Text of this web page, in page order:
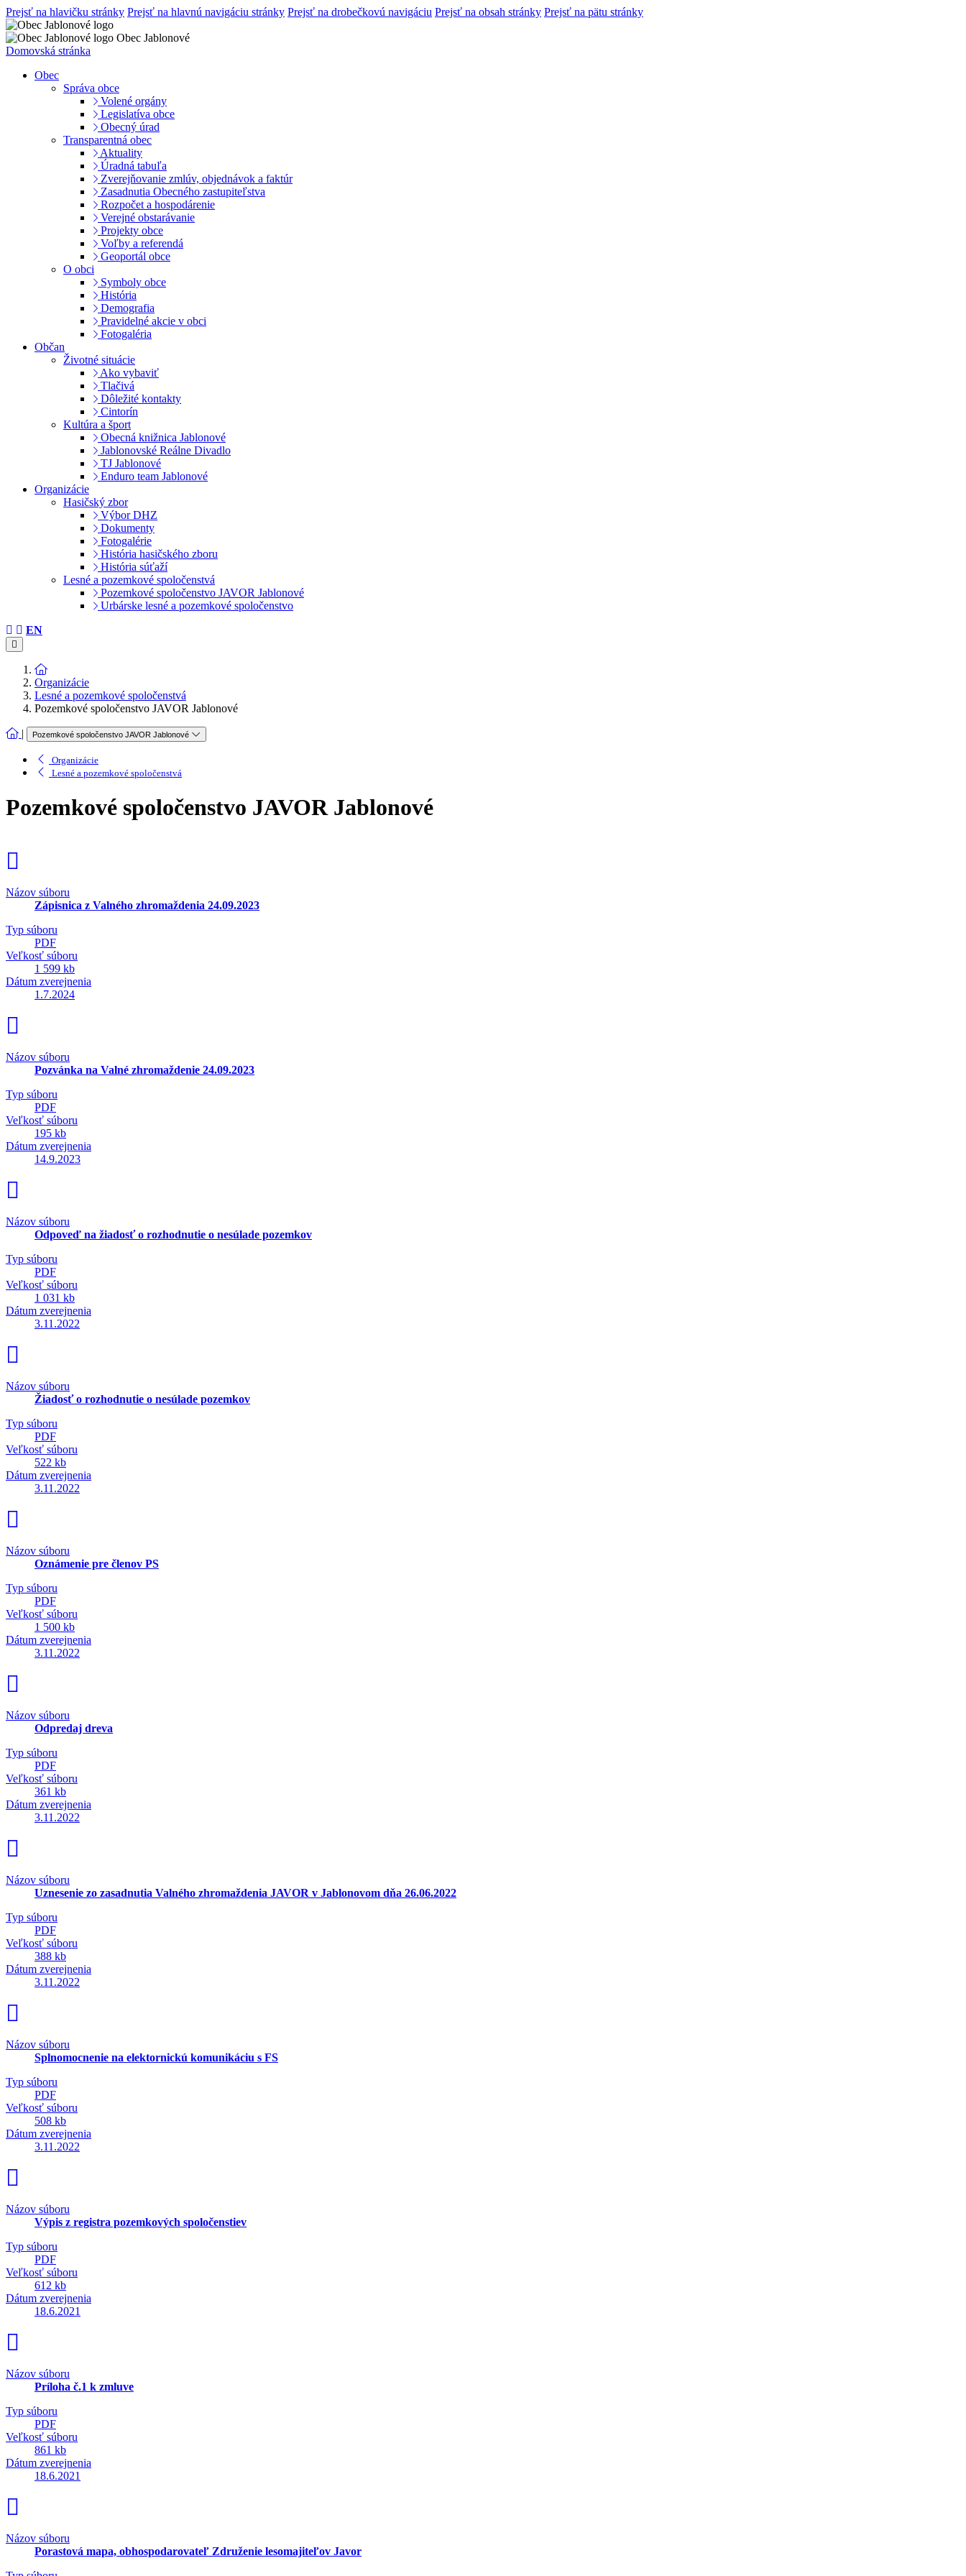
Prejsť na hlavičku stránky Prejsť na hlavnú navigáciu stránky Prejsť na drobečkovú navigáciu Prejsť na obsah stránky Prejsť na pätu stránky
Obec Jablonové
Domovská stránka
Obec
Správa obce
Volené orgány
Legislatíva obce
Obecný úrad
Transparentná obec
Aktuality
Úradná tabuľa
Zverejňovanie zmlúv, objednávok a faktúr
Zasadnutia Obecného zastupiteľstva
Rozpočet a hospodárenie
Verejné obstarávanie
Projekty obce
Voľby a referendá
Geoportál obce
O obci
Symboly obce
História
Demografia
Pravidelné akcie v obci
Fotogaléria
Občan
Životné situácie
Ako vybaviť
Tlačivá
Dôležité kontakty
Cintorín
Kultúra a šport
Obecná knižnica Jablonové
Jablonovské Reálne Divadlo
TJ Jablonové
Enduro team Jablonové
Organizácie
Hasičský zbor
Výbor DHZ
Dokumenty
Fotogalérie
História hasičského zboru
História súťaží
Lesné a pozemkové spoločenstvá
Pozemkové spoločenstvo JAVOR Jablonové
Urbárske lesné a pozemkové spoločenstvo
EN
Organizácie
Lesné a pozemkové spoločenstvá
Pozemkové spoločenstvo JAVOR Jablonové
| Pozemkové spoločenstvo JAVOR Jablonové
Organizácie
Lesné a pozemkové spoločenstvá
Pozemkové spoločenstvo JAVOR Jablonové
Názov súboru
Zápisnica z Valného zhromaždenia 24.09.2023
Typ súboru
PDF
Veľkosť súboru
1 599 kb
Dátum zverejnenia
1.7.2024
Názov súboru
Pozvánka na Valné zhromaždenie 24.09.2023
Typ súboru
PDF
Veľkosť súboru
195 kb
Dátum zverejnenia
14.9.2023
Názov súboru
Odpoveď na žiadosť o rozhodnutie o nesúlade pozemkov
Typ súboru
PDF
Veľkosť súboru
1 031 kb
Dátum zverejnenia
3.11.2022
Názov súboru
Žiadosť o rozhodnutie o nesúlade pozemkov
Typ súboru
PDF
Veľkosť súboru
522 kb
Dátum zverejnenia
3.11.2022
Názov súboru
Oznámenie pre členov PS
Typ súboru
PDF
Veľkosť súboru
1 500 kb
Dátum zverejnenia
3.11.2022
Názov súboru
Odpredaj dreva
Typ súboru
PDF
Veľkosť súboru
361 kb
Dátum zverejnenia
3.11.2022
Názov súboru
Uznesenie zo zasadnutia Valného zhromaždenia JAVOR v Jablonovom dňa 26.06.2022
Typ súboru
PDF
Veľkosť súboru
388 kb
Dátum zverejnenia
3.11.2022
Názov súboru
Splnomocnenie na elektornickú komunikáciu s FS
Typ súboru
PDF
Veľkosť súboru
508 kb
Dátum zverejnenia
3.11.2022
Názov súboru
Výpis z registra pozemkových spoločenstiev
Typ súboru
PDF
Veľkosť súboru
612 kb
Dátum zverejnenia
18.6.2021
Názov súboru
Príloha č.1 k zmluve
Typ súboru
PDF
Veľkosť súboru
861 kb
Dátum zverejnenia
18.6.2021
Názov súboru
Porastová mapa, obhospodarovateľ Združenie lesomajiteľov Javor